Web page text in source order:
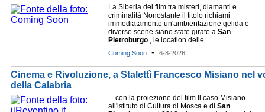
La Siberia del film tra misteri, diamanti e
criminalità Nonostante il titolo richiami
immediatamente un'ambientazione gelida e
diverse scene siano state girate a San
Pietroburgo , le location delle ...
Coming Soon - 6-8-2026
Cinema e Rivoluzione, a Stalettì Francesco Misiano nel
della Calabria
... con la proiezione del film Il caso Misiano
all'istituto di Cultura di Mosca e di San